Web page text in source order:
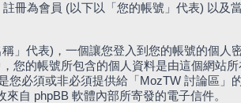
冊為會員 (以下以「您的帳號」代表) 以及
」代表)，一個讓您登入到您的帳號的個人
您的帳號所包含的個人資料是由這個網站
必須或非必須提供給「MozTW 討論區」
自 phpBB 軟體內部所寄發的電子信件。